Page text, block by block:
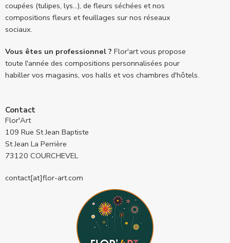
coupées (tulipes, lys...), de fleurs séchées et nos
compositions fleurs et feuillages sur nos réseaux
sociaux.
Vous êtes un professionnel ? Flor'art vous propose
toute l'année des compositions personnalisées pour
habiller vos magasins, vos halls et vos chambres d'hôtels.
Contact
Flor'Art
109 Rue St Jean Baptiste
St Jean La Perrière
73120 COURCHEVEL
contact[at]flor-art.com